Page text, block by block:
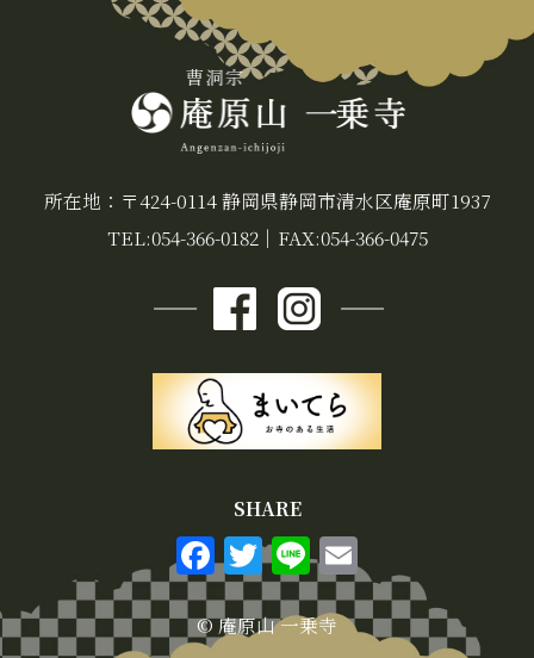
所在地：〒424-0114 静岡県静岡市清水区庵原町1937
TEL:054-366-0182｜ FAX:054-366-0475
SHARE
F
a
c
T
w
it
Li
n
e
E
m
ai
© 庵原山 一乗寺